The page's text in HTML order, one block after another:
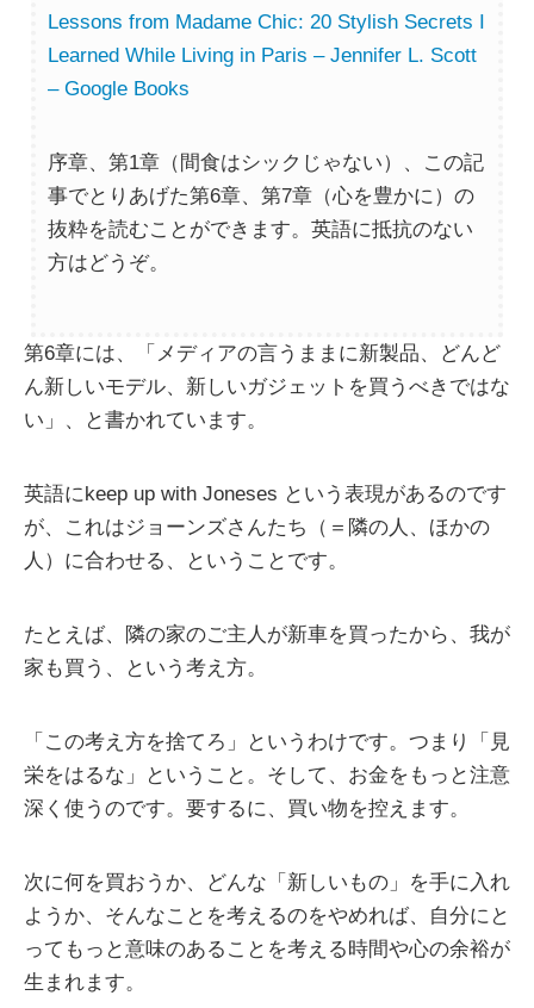
Lessons from Madame Chic: 20 Stylish Secrets I
Learned While Living in Paris – Jennifer L. Scott
– Google Books
序章、第1章（間食はシックじゃない）、この記
事でとりあげた第6章、第7章（心を豊かに）の
抜粋を読むことができます。英語に抵抗のない
方はどうぞ。
第6章には、「メディアの言うままに新製品、どんど
ん新しいモデル、新しいガジェットを買うべきではな
い」、と書かれています。
英語にkeep up with Joneses という表現があるのです
が、これはジョーンズさんたち（＝隣の人、ほかの
人）に合わせる、ということです。
たとえば、隣の家のご主人が新車を買ったから、我が
家も買う、という考え方。
「この考え方を捨てろ」というわけです。つまり「見
栄をはるな」ということ。そして、お金をもっと注意
深く使うのです。要するに、買い物を控えます。
次に何を買おうか、どんな「新しいもの」を手に入れ
ようか、そんなことを考えるのをやめれば、自分にと
ってもっと意味のあることを考える時間や心の余裕が
生まれます。